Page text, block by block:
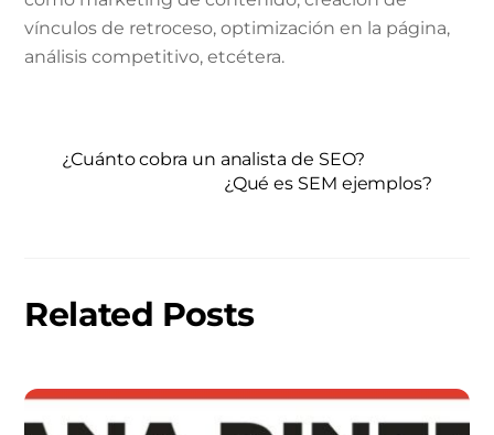
vínculos de retroceso, optimización en la página,
análisis competitivo, etcétera.
¿Cuánto cobra un analista de SEO?
¿Qué es SEM ejemplos?
Related Posts